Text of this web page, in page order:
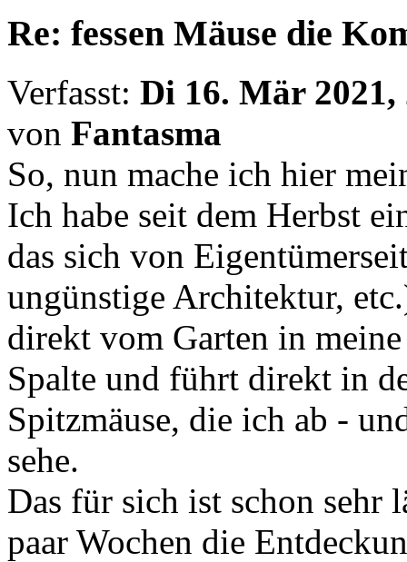
Re: fessen Mäuse die
Verfasst: Di 16. Mär 2021,
von Fantasma
So, nun mache ich hier
Ich habe seit dem Herbst
das sich von
ungünstige Architektur,
direkt vom Garten in
Spalte und führt direkt in
Spitzmäuse, die ich ab -
sehe.
Das für sich ist schon sehr
paar Wochen die